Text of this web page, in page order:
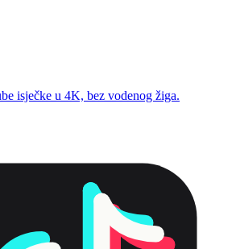
isječke u 4K, bez vodenog žiga.